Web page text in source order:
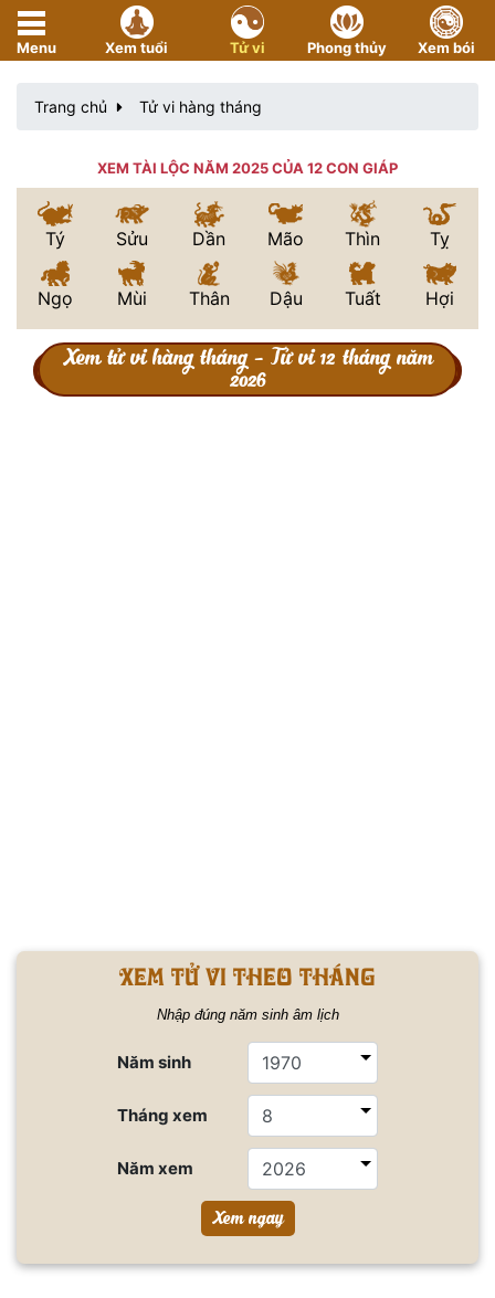
Menu Xem tuổi Tử vi Phong thủy Xem bói
Trang chủ Tử vi hàng tháng
XEM TÀI LỘC NĂM 2025 CỦA 12 CON GIÁP
Tý Sửu Dần Mão Thìn Tỵ
Ngọ Mùi Thân Dậu Tuất Hợi
Xem tử vi hàng tháng - Tử vi 12 tháng năm
2026
Like 10
Xem tử vi theo tháng
Nhập đúng năm sinh âm lịch
Năm sinh
Tháng xem
Năm xem